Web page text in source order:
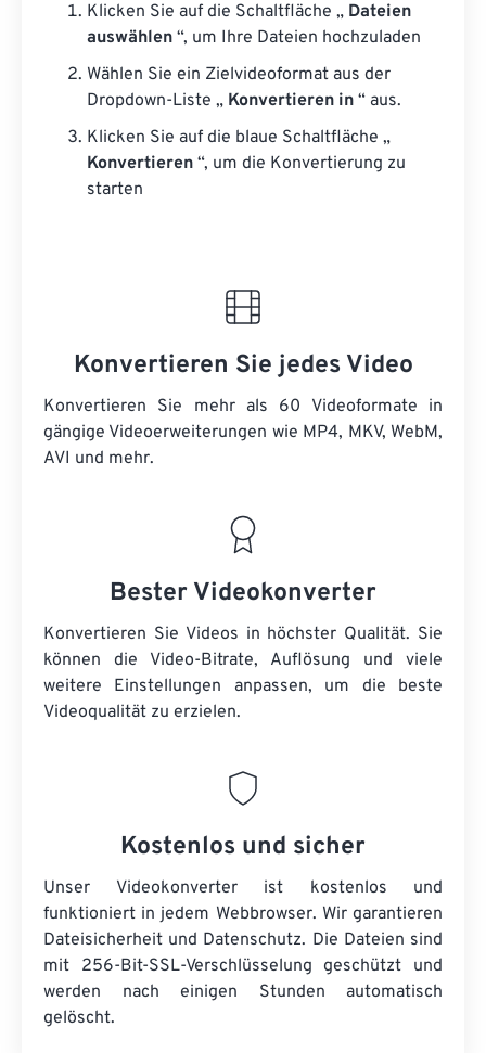
Klicken Sie auf die Schaltfläche „ Dateien
auswählen “, um Ihre Dateien hochzuladen
Wählen Sie ein Zielvideoformat aus der
Dropdown-Liste „ Konvertieren in “ aus.
Klicken Sie auf die blaue Schaltfläche „
Konvertieren “, um die Konvertierung zu
starten
Konvertieren Sie jedes Video
Konvertieren Sie mehr als 60 Videoformate in
gängige Videoerweiterungen wie MP4, MKV, WebM,
AVI und mehr.
Bester Videokonverter
Konvertieren Sie Videos in höchster Qualität. Sie
können die Video-Bitrate, Auflösung und viele
weitere Einstellungen anpassen, um die beste
Videoqualität zu erzielen.
Kostenlos und sicher
Unser Videokonverter ist kostenlos und
funktioniert in jedem Webbrowser. Wir garantieren
Dateisicherheit und Datenschutz. Die Dateien sind
mit 256-Bit-SSL-Verschlüsselung geschützt und
werden nach einigen Stunden automatisch
gelöscht.